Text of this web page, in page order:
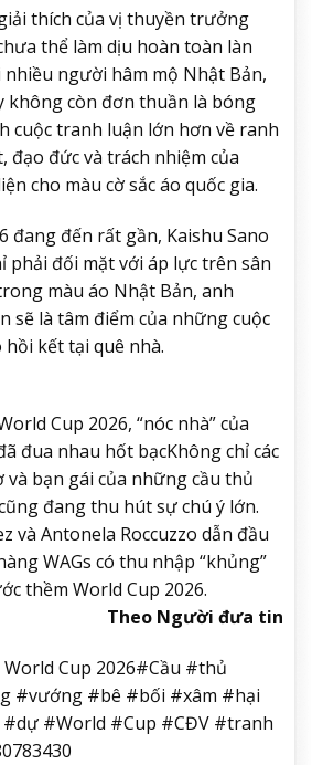
thích của vị thuyền trưởng
thể làm dịu hoàn toàn làn
người hâm mộ Nhật Bản,
không còn đơn thuần là bóng
cuộc tranh luận lớn hơn về ranh
đạo đức và trách nhiệm của
cho màu cờ sắc áo quốc gia.
đang đến rất gần, Kaishu Sano
phải đối mặt với áp lực trên sân
màu áo Nhật Bản, anh
sẽ là tâm điểm của những cuộc
kết tại quê nhà.
Cup 2026, “nóc nhà” của
đua nhau hốt bạcKhông chỉ các
và bạn gái của những cầu thủ
đang thu hút sự chú ý lớn.
và Antonela Roccuzzo dẫn đầu
WAGs có thu nhập “khủng”
thềm World Cup 2026.
Theo Người đưa tin
Cup 2026#Cầu #thủ
#vướng #bê #bối #xâm #hại
#World #Cup #CĐV #tranh